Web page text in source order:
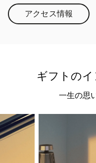
アクセス情報Link Opens in
ギフトの
一生の思